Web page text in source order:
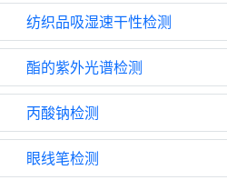
纺织品吸湿速干性检测
酯的紫外光谱检测
丙酸钠检测
眼线笔检测